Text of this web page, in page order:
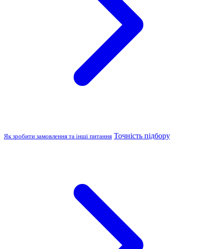
Як зробити замовлення та інші питання Точність підбору